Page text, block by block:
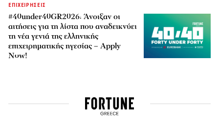
ΕΠΙΧΕΙΡΗΣΕΙΣ
#40under40GR2026: Άνοιξαν οι
αιτήσεις για τη λίστα που αναδεικνύει
τη νέα γενιά της ελληνικής
επιχειρηματικής ηγεσίας – Apply
Now!